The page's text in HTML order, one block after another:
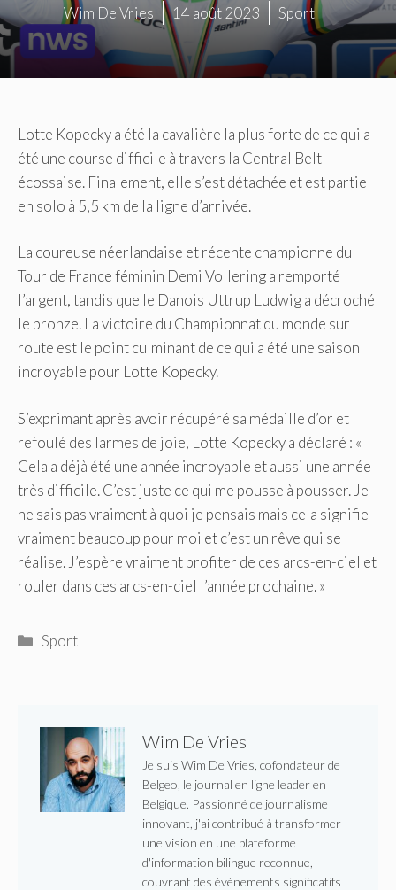
Wim De Vries 14 août 2023 Sport
Lotte Kopecky a été la cavalière la plus forte de ce qui a
été une course difficile à travers la Central Belt
écossaise. Finalement, elle s’est détachée et est partie
en solo à 5,5 km de la ligne d’arrivée.
La coureuse néerlandaise et récente championne du
Tour de France féminin Demi Vollering a remporté
l’argent, tandis que le Danois Uttrup Ludwig a décroché
le bronze. La victoire du Championnat du monde sur
route est le point culminant de ce qui a été une saison
incroyable pour Lotte Kopecky.
S’exprimant après avoir récupéré sa médaille d’or et
refoulé des larmes de joie, Lotte Kopecky a déclaré : «
Cela a déjà été une année incroyable et aussi une année
très difficile. C’est juste ce qui me pousse à pousser. Je
ne sais pas vraiment à quoi je pensais mais cela signifie
vraiment beaucoup pour moi et c’est un rêve qui se
réalise. J’espère vraiment profiter de ces arcs-en-ciel et
rouler dans ces arcs-en-ciel l’année prochaine. »
Catégories
Sport
Wim De Vries
Je suis Wim De Vries, cofondateur de
Belgeo, le journal en ligne leader en
Belgique. Passionné de journalisme
innovant, j'ai contribué à transformer
une vision en une plateforme
d'information bilingue reconnue,
couvrant des événements significatifs